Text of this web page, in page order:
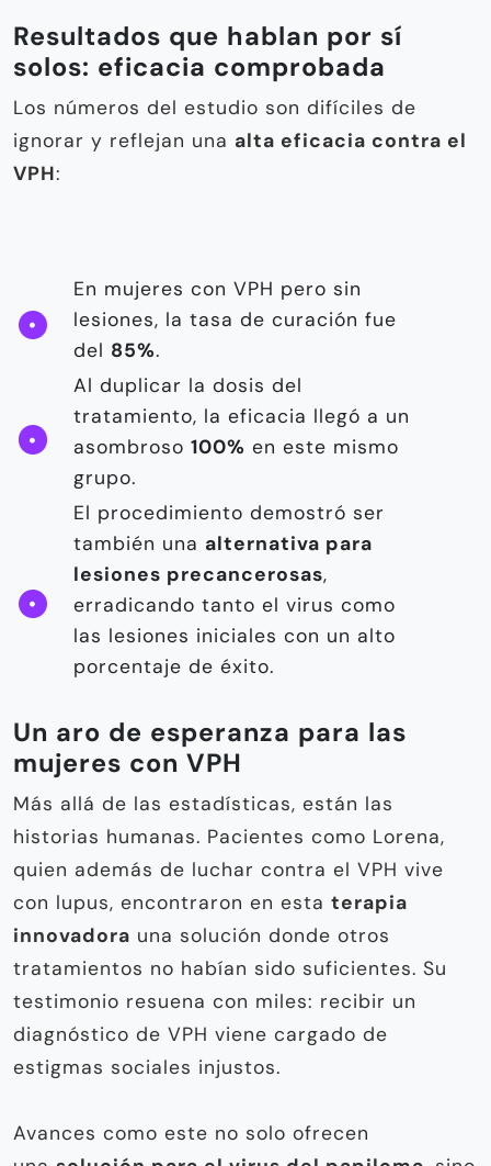
Resultados que hablan por sí
solos: eficacia comprobada
Los números del estudio son difíciles de
ignorar y reflejan una alta eficacia contra el
VPH:
En mujeres con VPH pero sin
lesiones, la tasa de curación fue
del 85%.
Al duplicar la dosis del
tratamiento, la eficacia llegó a un
asombroso 100% en este mismo
grupo.
El procedimiento demostró ser
también una alternativa para
lesiones precancerosas,
erradicando tanto el virus como
las lesiones iniciales con un alto
porcentaje de éxito.
Un aro de esperanza para las
mujeres con VPH
Más allá de las estadísticas, están las
historias humanas. Pacientes como Lorena,
quien además de luchar contra el VPH vive
con lupus, encontraron en esta terapia
innovadora una solución donde otros
tratamientos no habían sido suficientes. Su
testimonio resuena con miles: recibir un
diagnóstico de VPH viene cargado de
estigmas sociales injustos.
Avances como este no solo ofrecen